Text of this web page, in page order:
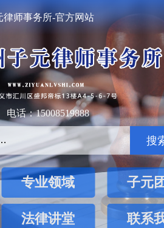
师事务所-官方网站
电话：15008519888
搜
专业领域 子元
法律讲堂 联系